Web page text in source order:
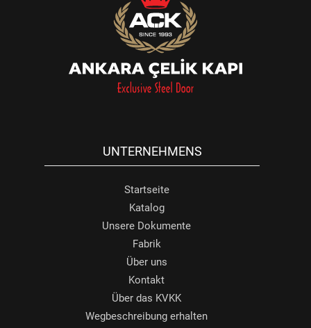
UNTERNEHMENS
Startseite
Katalog
Unsere Dokumente
Fabrik
Über uns
Kontakt
Über das KVKK
Wegbeschreibung erhalten